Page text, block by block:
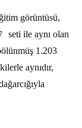
görüntüsü,
seti ile aynı olan
1.203
aynıdır,